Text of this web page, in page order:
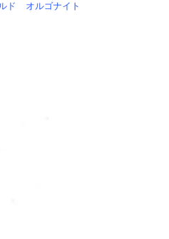
ド オルゴナイト